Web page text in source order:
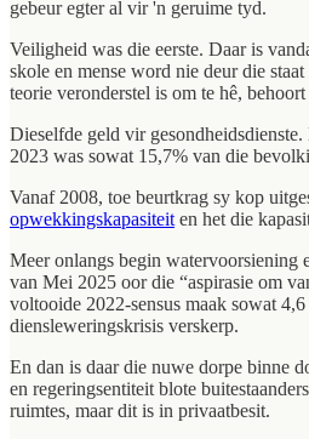
gebeur egter al vir 'n geruime tyd.
Veiligheid was die eerste. Daar is
skole en mense word nie deur die
teorie veronderstel is om te hê,
Dieselfde geld vir
2023 was sowat 15,7% van die
Vanaf 2008, toe beurtkrag sy kop
opwekkingskapasiteit en het die
Meer onlangs begin watervoorsiening
van Mei 2025 oor die “aspirasie om
voltooide 2022-sensus maak sowat
diensleweringskrisis verskerp.
En dan is daar die nuwe dorpe binne
en regeringsentiteit blote
ruimtes, maar dit is in privaatbesit.